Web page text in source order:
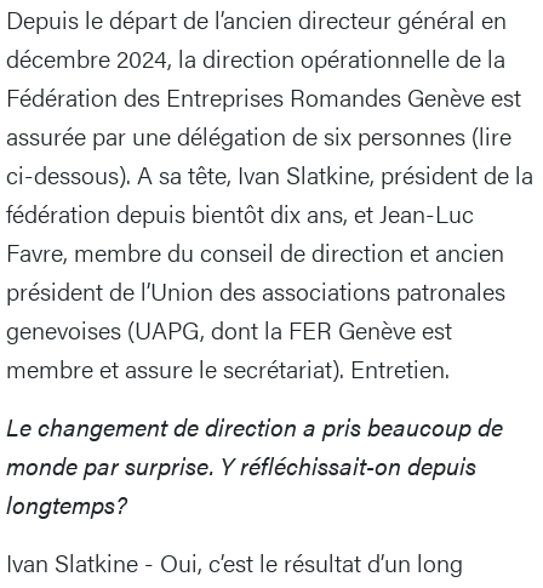
Depuis le départ de l’ancien directeur général en
décembre 2024, la direction opérationnelle de la
Fédération des Entreprises Romandes Genève est
assurée par une délégation de six personnes (lire
ci-dessous). A sa tête, Ivan Slatkine, président de la
fédération depuis bientôt dix ans, et Jean-Luc
Favre, membre du conseil de direction et ancien
président de l’Union des associations patronales
genevoises (UAPG, dont la FER Genève est
membre et assure le secrétariat). Entretien.
Le changement de direction a pris beaucoup de
monde par surprise. Y réfléchissait-on depuis
longtemps?
Ivan Slatkine - Oui, c’est le résultat d’un long